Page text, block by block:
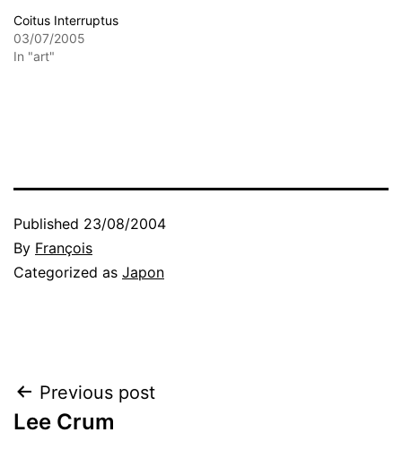
Coitus Interruptus
03/07/2005
In "art"
Published 23/08/2004
By François
Categorized as Japon
Post
navigation
Previous post
Lee Crum